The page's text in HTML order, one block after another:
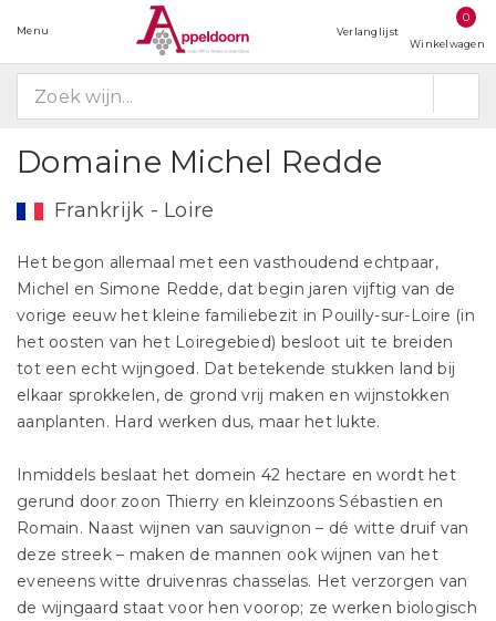
Menu Verlanglijst
0
Winkelwagen
Domaine Michel Redde
Frankrijk - Loire
Het begon allemaal met een vasthoudend echtpaar,
Michel en Simone Redde, dat begin jaren vijftig van de
vorige eeuw het kleine familiebezit in Pouilly-sur-Loire (in
het oosten van het Loiregebied) besloot uit te breiden
tot een echt wijngoed. Dat betekende stukken land bij
elkaar sprokkelen, de grond vrij maken en wijnstokken
aanplanten. Hard werken dus, maar het lukte.
Inmiddels beslaat het domein 42 hectare en wordt het
gerund door zoon Thierry en kleinzoons Sébastien en
Romain. Naast wijnen van sauvignon – dé witte druif van
deze streek – maken de mannen ook wijnen van het
eveneens witte druivenras chasselas. Het verzorgen van
de wijngaard staat voor hen voorop; ze werken biologisch